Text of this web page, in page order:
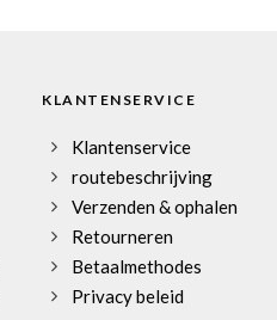
KLANTENSERVICE
Klantenservice
routebeschrijving
Verzenden & ophalen
Retourneren
Betaalmethodes
Privacy beleid